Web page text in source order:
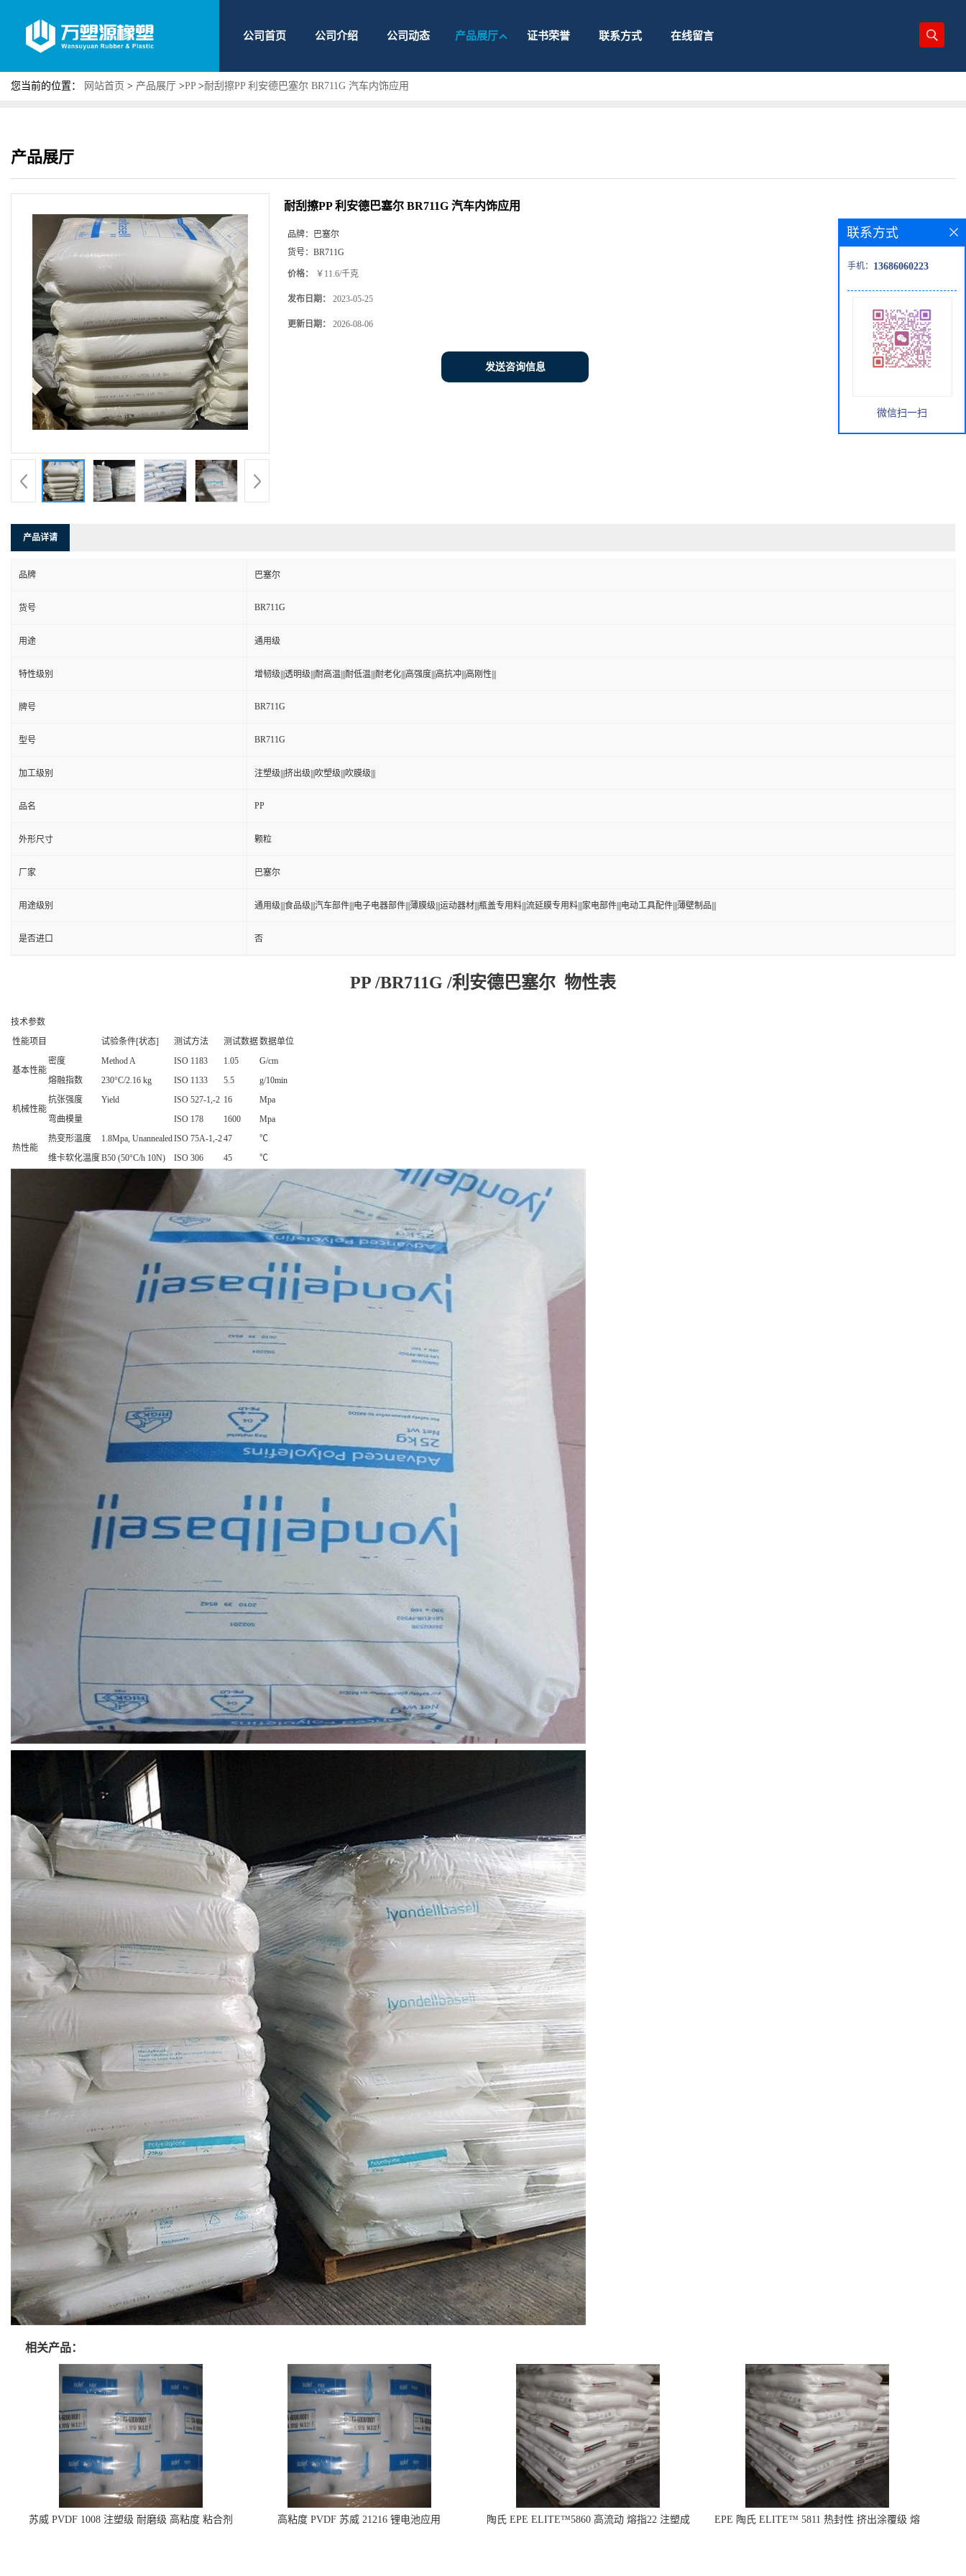
公司首页 公司介绍 公司动态 产品展厅 证书荣誉 联系方式 在线留言
您当前的位置： 网站首页 > 产品展厅 >PP >耐刮擦PP 利安德巴塞尔 BR711G 汽车内饰应用
产品展厅
耐刮擦PP 利安德巴塞尔 BR711G 汽车内饰应用
品牌：
巴塞尔
货号： BR711G
价格： ￥11.6/千克
发布日期： 2023-05-25
更新日期： 2026-08-06
发送咨询信息
产品详请
品牌 巴塞尔
货号 BR711G
用途 通用级
特性级别 增韧级|||透明级|||耐高温|||耐低温|||耐老化|||高强度|||高抗冲|||高刚性|||
牌号 BR711G
型号 BR711G
加工级别 注塑级|||挤出级|||吹塑级|||吹膜级|||
品名 PP
外形尺寸 颗粒
厂家 巴塞尔
用途级别 通用级|||食品级|||汽车部件|||电子电器部件|||薄膜级|||运动器材|||瓶盖专用料|||流延膜专用料|||家电部件|||电动工具配件|||薄壁制品|||
是否进口 否
PP /BR711G /利安德巴塞尔 物性表
技术参数
性能项目
试验条件[状态] 测试方法 测试数据数据单位
基本性能
密度 Method A ISO 1183 1.05
G/cm
熔融指数
230°C/2.16 kg ISO 1133 5.5 g/10min
机械性能
抗张强度 Yield ISO 527-1,-2 16
Mpa
弯曲模量
ISO 178 1600 Mpa
热性能
热变形温度 1.8Mpa, UnannealedISO 75A-1,-247
℃
维卡软化温度B50 (50°C/h 10N) ISO 306 45 ℃
相关产品：
苏威 PVDF 1008 注塑级 耐磨级 高粘度 粘合剂
高粘度 PVDF 苏威 21216 锂电池应用
陶氏 EPE ELITE™5860 高流动 熔指22 注塑成
EPE 陶氏 ELITE™ 5811 热封性 挤出涂覆级 熔
联系方式
手机： 13686060223
微信扫一扫